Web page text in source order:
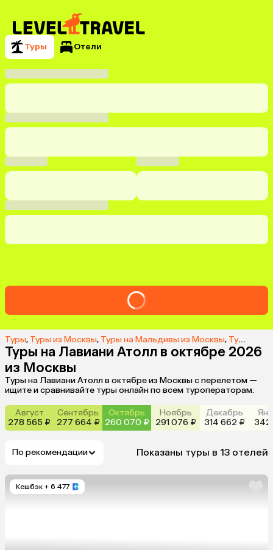
Туры Отели
Туры, Туры из Москвы, Туры на Мальдивы из Москвы, Туры на Лавиани Атолл из Москвы
Туры на Лавиани Атолл в октябре 2026
из Москвы
Туры на Лавиани Атолл в октябре из Москвы с перелетом —
ищите и сравнивайте туры онлайн по всем туроператорам.
Август
278 565 ₽
Сентябрь
277 664 ₽
Октябрь
260 070 ₽
Ноябрь
291 076 ₽
Декабрь
314 662 ₽
342
По рекомендации Показаны туры в 13 отелей
Кешбэк + 6 477